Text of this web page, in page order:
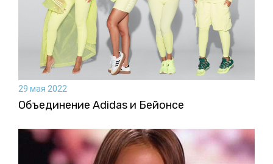
29 мая 2022
Объединение Adidas и Бейонсе